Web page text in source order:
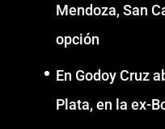
Mendoza, San
opción
En Godoy Cruz
Plata, en la ex-